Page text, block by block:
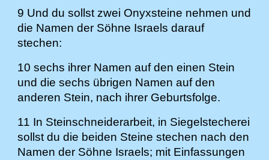
9 Und du sollst zwei Onyxsteine nehmen und
die Namen der Söhne Israels darauf
stechen:
10 sechs ihrer Namen auf den einen Stein
und die sechs übrigen Namen auf den
anderen Stein, nach ihrer Geburtsfolge.
11 In Steinschneiderarbeit, in Siegelstecherei
sollst du die beiden Steine stechen nach den
Namen der Söhne Israels; mit Einfassungen